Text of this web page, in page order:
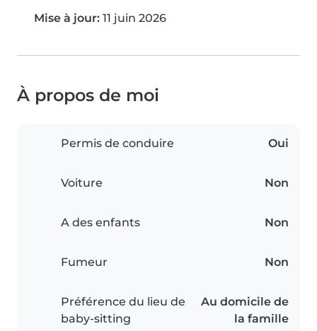
Mise à jour: 11 juin 2026
À propos de moi
Permis de conduire Oui
Voiture Non
A des enfants Non
Fumeur Non
Préférence du lieu de
baby-sitting
Au domicile de
la famille